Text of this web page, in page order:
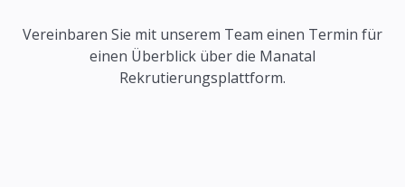
Vereinbaren Sie mit unserem Team einen Termin für
einen Überblick über die Manatal
Rekrutierungsplattform.